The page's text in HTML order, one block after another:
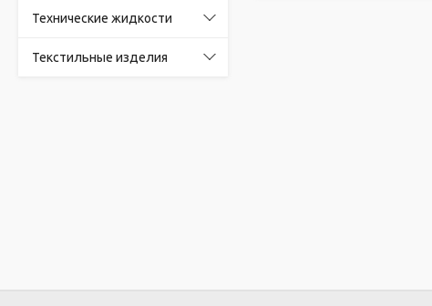
Технические жидкости
Текстильные изделия